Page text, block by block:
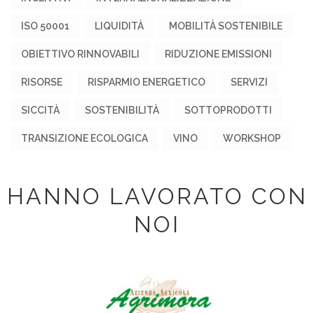
ISO 50001 LIQUIDITÀ MOBILITÀ SOSTENIBILE
OBIETTIVO RINNOVABILI RIDUZIONE EMISSIONI
RISORSE RISPARMIO ENERGETICO SERVIZI
SICCITÀ SOSTENIBILITÀ SOTTOPRODOTTI
TRANSIZIONE ECOLOGICA VINO WORKSHOP
HANNO LAVORATO CON
NOI